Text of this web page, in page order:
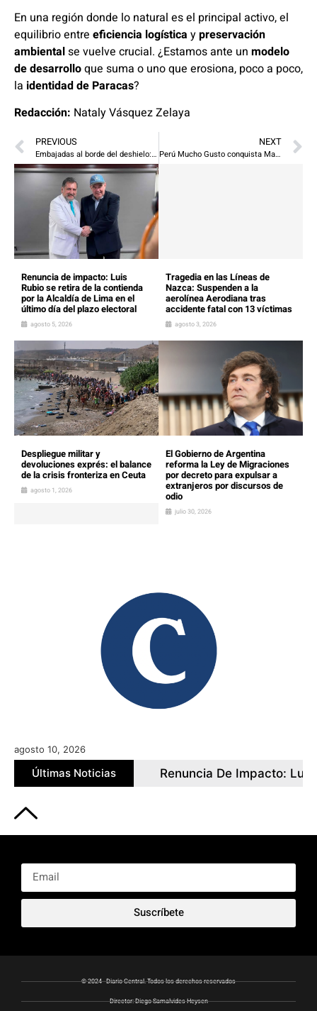
En una región donde lo natural es el principal activo, el
equilibrio entre eficiencia logística ypreservación
ambientalse vuelve crucial. ¿Estamos ante un modelo
de desarrolloque suma o uno que erosiona, poco a poco,
la identidad de Paracas?
Redacción: Nataly Vásquez Zelaya
PREVIOUS
Embajadas al borde del deshielo: Washington y Moscú tantean la tregua diplomática desde Estambul
NEXT
Perú Mucho Gusto conquista Madrid con una explosión de sabores que une culturas
Renuncia de impacto: Luis
Rubio se retira de la contienda
por la Alcaldía de Lima en el
último día del plazo electoral
agosto 5, 2026
Tragedia en las Líneas de
Nazca: Suspenden a la
aerolínea Aerodiana tras
accidente fatal con 13 víctimas
agosto 3, 2026
Despliegue militar y
devoluciones exprés: el balance
de la crisis fronteriza en Ceuta
agosto 1, 2026
El Gobierno de Argentina
reforma la Ley de Migraciones
por decreto para expulsar a
extranjeros por discursos de
odio
julio 30, 2026
agosto 10, 2026
Últimas Noticias
julio 30, 2026 Renuncia De Impacto: Luis Rubio Se
Suscríbete
© 2024 - Diario Central. Todos los derechos reservados
Director: Diego Samalvides Heysen